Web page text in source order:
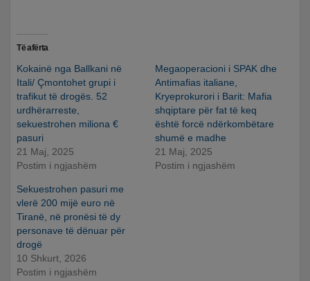
Të afërta
Kokainë nga Ballkani në
Itali/ Çmontohet grupi i
trafikut të drogës. 52
urdhërarreste,
sekuestrohen miliona €
pasuri
21 Maj, 2025
Postim i ngjashëm
Megaoperacioni i SPAK dhe
Antimafias italiane,
Kryeprokurori i Barit: Mafia
shqiptare për fat të keq
është forcë ndërkombëtare
shumë e madhe
21 Maj, 2025
Postim i ngjashëm
Sekuestrohen pasuri me
vlerë 200 mijë euro në
Tiranë, në pronësi të dy
personave të dënuar për
drogë
10 Shkurt, 2026
Postim i ngjashëm